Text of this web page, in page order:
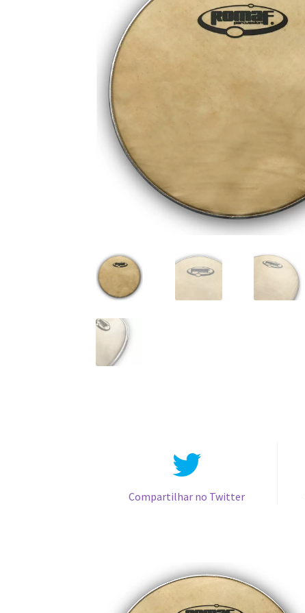
Compartilhar no Twitter